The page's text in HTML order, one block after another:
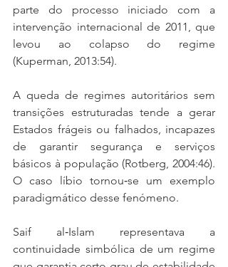
parte do processo iniciado com a
intervenção internacional de 2011, que
levou ao colapso do regime
(Kuperman, 2013:54).
A queda de regimes autoritários sem
transições estruturadas tende a gerar
Estados frágeis ou falhados, incapazes
de garantir segurança e serviços
básicos à população (Rotberg, 2004:46).
O caso líbio tornou‑se um exemplo
paradigmático desse fenómeno.
Saif al‑Islam representava a
continuidade simbólica de um regime